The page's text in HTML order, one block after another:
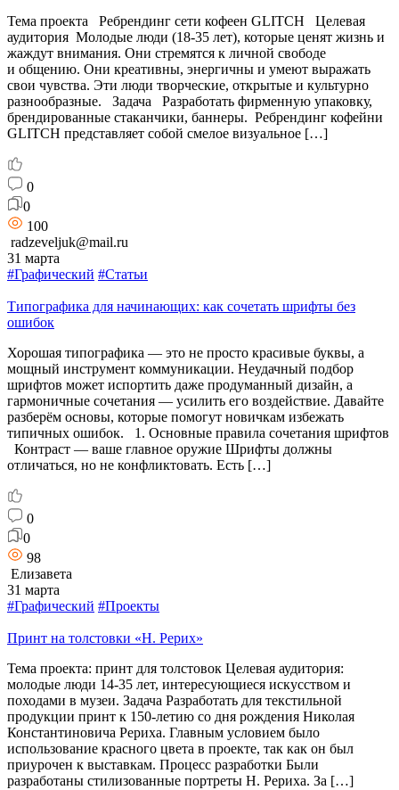
Тема проекта Ребрендинг сети кофеен GLITCH Целевая
аудитория Молодые люди (18-35 лет), которые ценят жизнь и
жаждут внимания. Они стремятся к личной свободе
и общению. Они креативны, энергичны и умеют выражать
свои чувства. Эти люди творческие, открытые и культурно
разнообразные. Задача Разработать фирменную упаковку,
брендированные стаканчики, баннеры. Ребрендинг кофейни
GLITCH представляет собой смелое визуальное […]
0
0
100
radzeveljuk@mail.ru
31 марта
#Графический #Статьи
Типографика для начинающих: как сочетать шрифты без
ошибок
Хорошая типографика — это не просто красивые буквы, а
мощный инструмент коммуникации. Неудачный подбор
шрифтов может испортить даже продуманный дизайн, а
гармоничные сочетания — усилить его воздействие. Давайте
разберём основы, которые помогут новичкам избежать
типичных ошибок. 1. Основные правила сочетания шрифтов
Контраст — ваше главное оружие Шрифты должны
отличаться, но не конфликтовать. Есть […]
0
0
98
Елизавета
31 марта
#Графический #Проекты
Принт на толстовки «Н. Рерих»
Тема проекта: принт для толстовок Целевая аудитория:
молодые люди 14-35 лет, интересующиеся искусством и
походами в музеи. Задача Разработать для текстильной
продукции принт к 150-летию со дня рождения Николая
Константиновича Рериха. Главным условием было
использование красного цвета в проекте, так как он был
приурочен к выставкам. Процесс разработки Были
разработаны стилизованные портреты Н. Рериха. За […]